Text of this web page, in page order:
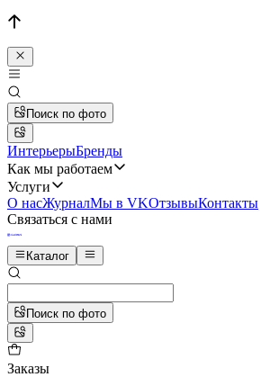
Поиск по фото
ИнтерьерыБренды
Как мы работаем
Услуги
О насЖурналМы в VKОтзывыКонтакты
Связаться с нами
Каталог
Поиск по фото
Заказы